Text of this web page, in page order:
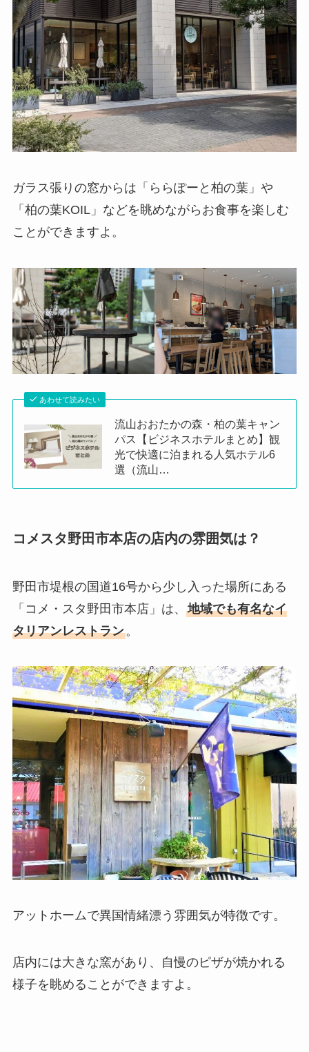
ガラス張りの窓からは「ららぽーと柏の葉」や
「柏の葉KOIL」などを眺めながらお食事を楽しむ
ことができますよ。
あわせて読みたい
流山おおたかの森・柏の葉キャン
パス【ビジネスホテルまとめ】観
光で快適に泊まれる人気ホテル6
選（流山…
コメスタ野田市本店の店内の雰囲気は？
野田市堤根の国道16号から少し入った場所にある
「コメ・スタ野田市本店」は、 地域でも有名なイ
タリアンレストラン。
アットホームで異国情緒漂う雰囲気が特徴です。
店内には大きな窯があり、自慢のピザが焼かれる
様子を眺めることができますよ。